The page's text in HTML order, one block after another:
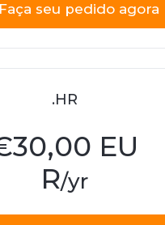
seu pedido agora
.HR
30,00 EU
R/yr